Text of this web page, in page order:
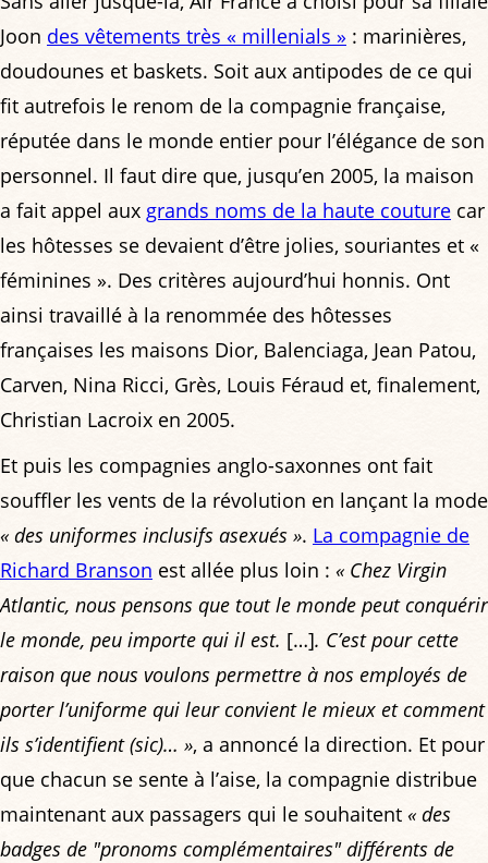
Joon des vêtements très « millenials » : marinières,
doudounes et baskets. Soit aux antipodes de ce qui
fit autrefois le renom de la compagnie française,
réputée dans le monde entier pour l’élégance de son
personnel. Il faut dire que, jusqu’en 2005, la maison
a fait appel aux grands noms de la haute couture car
les hôtesses se devaient d’être jolies, souriantes et «
féminines ». Des critères aujourd’hui honnis. Ont
ainsi travaillé à la renommée des hôtesses
françaises les maisons Dior, Balenciaga, Jean Patou,
Carven, Nina Ricci, Grès, Louis Féraud et, finalement,
Christian Lacroix en 2005.
Et puis les compagnies anglo-saxonnes ont fait
souffler les vents de la révolution en lançant la mode
« des uniformes inclusifs asexués ». La compagnie de
Richard Branson est allée plus loin : « Chez Virgin
Atlantic, nous pensons que tout le monde peut conquérir
le monde, peu importe qui il est. […]. C’est pour cette
raison que nous voulons permettre à nos employés de
porter l’uniforme qui leur convient le mieux et comment
ils s’identifient (sic)… », a annoncé la direction. Et pour
que chacun se sente à l’aise, la compagnie distribue
maintenant aux passagers qui le souhaitent « des
badges de "pronoms complémentaires" différents de